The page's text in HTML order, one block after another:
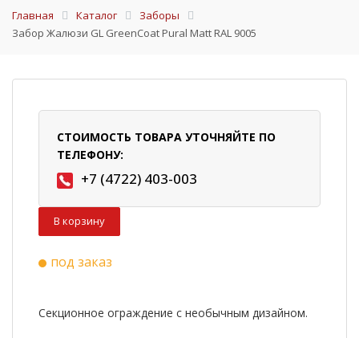
Главная Каталог
Заборы
Забор Жалюзи GL GreenCoat Pural Matt RAL 9005
СТОИМОСТЬ ТОВАРА УТОЧНЯЙТЕ ПО
ТЕЛЕФОНУ:
+7 (4722) 403-003
В корзину
под заказ
Секционное ограждение с необычным дизайном.